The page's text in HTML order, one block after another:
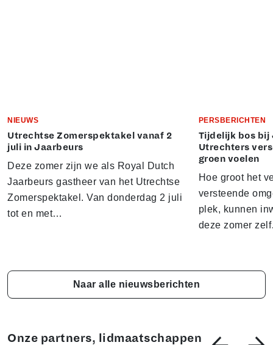
NIEUWS
Utrechtse Zomerspektakel vanaf 2
juli in Jaarbeurs
Deze zomer zijn we als Royal Dutch
Jaarbeurs gastheer van het Utrechtse
Zomerspektakel. Van donderdag 2 juli
tot en met…
PERSBERICHTEN
Tijdelijk bos bij
Utrechters
groen voelen
Hoe groot het
versteende
plek, kunnen
deze zomer
Naar alle nieuwsberichten
Onze partners, lidmaatschappen